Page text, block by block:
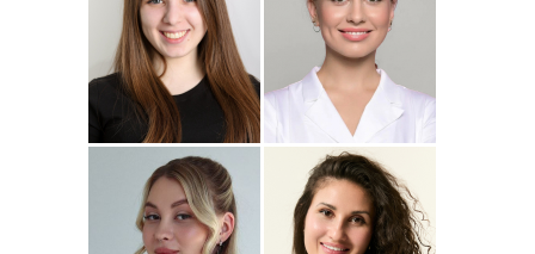
Подробнее
Джумаева
Амина
Стоматолог-ортопед
Подробнее
о Наталья
Стоматолог-терапевт